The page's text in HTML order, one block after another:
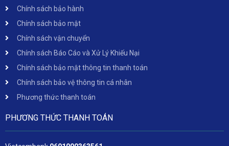
Chính sách bảo hành
Chính sách bảo mật
Chính sách vận chuyển
Chính sách Báo Cáo và Xử Lý Khiếu Nại
Chính sách bảo mật thông tin thanh toán
Chính sách bảo vệ thông tin cá nhân
Phương thức thanh toán
PHƯƠNG THỨC THANH TOÁN